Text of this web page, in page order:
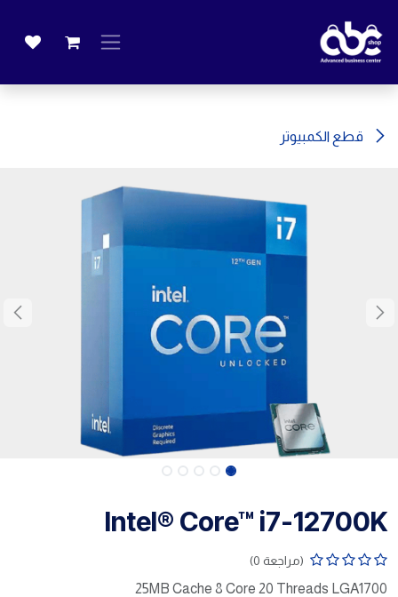
قطع الكمبيوتر
Intel® Core™ i7-12700K
(مراجعة 0)
25MB Cache 8 Core 20 Threads LGA1700